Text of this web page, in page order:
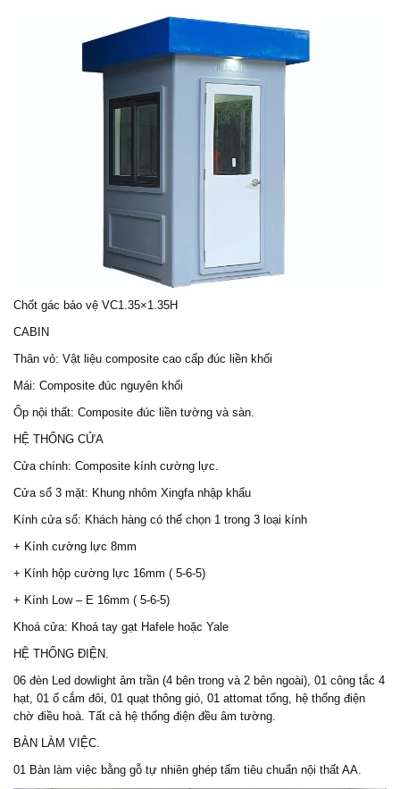
Chốt gác bảo vệ VC1.35×1.35H
CABIN
Thân vỏ: Vật liệu composite cao cấp đúc liền khối
Mái: Composite đúc nguyên khối
Ốp nội thất: Composite đúc liền tường và sàn.
HỆ THỐNG CỬA
Cửa chính: Composite kính cường lực.
Cửa sổ 3 mặt: Khung nhôm Xingfa nhập khẩu
Kính cửa sổ: Khách hàng có thể chọn 1 trong 3 loại kính
+ Kính cường lực 8mm
+ Kính hộp cường lực 16mm ( 5-6-5)
+ Kính Low – E 16mm ( 5-6-5)
Khoá cửa: Khoá tay gạt Hafele hoặc Yale
HỆ THỐNG ĐIỆN.
06 đèn Led dowlight âm trần (4 bên trong và 2 bên ngoài), 01 công tắc 4
hạt, 01 ổ cắm đôi, 01 quạt thông gió, 01 attomat tổng, hệ thống điện
chờ điều hoà. Tất cả hệ thống điện đều âm tường.
BÀN LÀM VIỆC.
01 Bàn làm việc bằng gỗ tự nhiên ghép tấm tiêu chuẩn nội thất AA.